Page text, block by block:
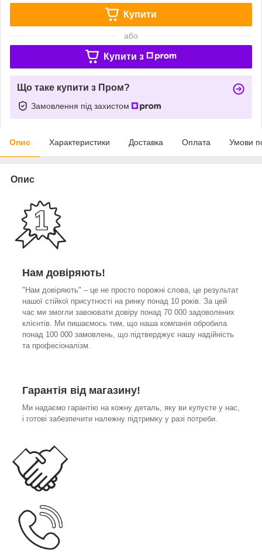
Купити
або
Купити з
Що таке купити з Пром?
Замовлення під захистом
Опис Характеристики Доставка Оплата Умови
Опис
Нам довіряють!
"Нам довіряють" – це не просто порожні слова, це результат
нашої стійкої присутності на ринку понад 10 років. За цей
час ми змогли завоювати довіру понад 70 000 задоволених
клієнтів. Ми пишаємось тим, що наша компанія обробила
понад 100 000 замовлень, що підтверджує нашу надійність
та професіоналізм.
Гарантія від магазину!
Ми надаємо гарантію на кожну деталь, яку ви купуєте у нас,
і готові забезпечити належну підтримку у разі потреби.